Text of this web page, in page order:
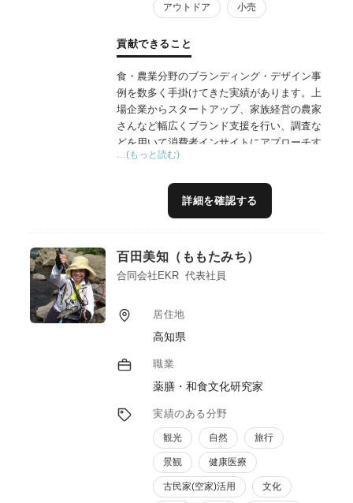
アウトドア 小売
貢献できること
食・農業分野のブランディング・デザイン事
例を数多く手掛けてきた実績があります。上
場企業からスタートアップ、家族経営の農家
さんなど幅広くブランド支援を行い、調査な
どを用いて消費者インサイトにアプローチす
る手法で、効果的なブランド戦略作成に貢献
No.1を獲得したり、20倍の売上を記録する
など、結果を重視した施策を立案します。
まえた助言が可能です。
主な受賞歴：グッドデザイン賞、日本パッケ
…(もっと読む)
詳細を確認する
百田美知（ももたみち）
合同会社EKR 代表社員
居住地
高知県
職業
薬膳・和食文化研究家
実績のある分野
観光 自然 旅行
景観 健康医療
古民家(空家)活用 文化